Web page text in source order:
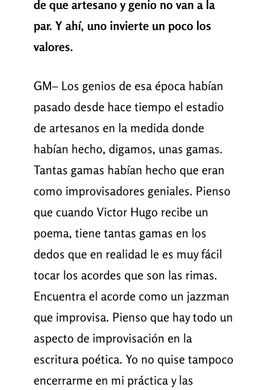
de que artesano y genio no van a la
par. Y ahí, uno invierte un poco los
valores.
GM– Los genios de esa época habían
pasado desde hace tiempo el estadio
de artesanos en la medida donde
habían hecho, digamos, unas gamas.
Tantas gamas habían hecho que eran
como improvisadores geniales. Pienso
que cuando Victor Hugo recibe un
poema, tiene tantas gamas en los
dedos que en realidad le es muy fácil
tocar los acordes que son las rimas.
Encuentra el acorde como un jazzman
que improvisa. Pienso que hay todo un
aspecto de improvisación en la
escritura poética. Yo no quise tampoco
encerrarme en mi práctica y las